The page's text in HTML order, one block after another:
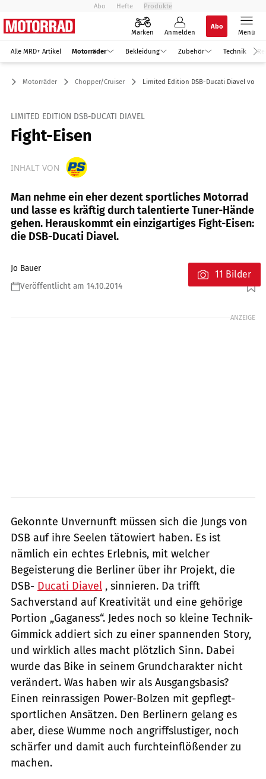
Abo Hefte Produkte
Marken Anmelden
Abo
Menü
Alle MRD+ Artikel Motorräder Bekleidung Zubehör Technik
Motorräder Chopper/Cruiser Limited Edition DSB-Ducati Diavel
LIMITED EDITION DSB-DUCATI DIAVEL
Fight-Eisen
INHALT VON
Man nehme ein eher dezent sportliches Motorrad
und lasse es kräftig durch talentierte Tuner-Hände
gehen. Herauskommt ein einzigartiges Fight-Eisen:
die DSB-Ducati Diavel.
Jo Bauer
Veröffentlicht am 14.10.2014
Foto: fact
11 Bilder
ANZEIGE
Gekonnte Unvernunft müssen sich die Jungs von
DSB auf ihre Seelen tätowiert haben. Es ist
nämlich ein echtes Erlebnis, mit welcher
Begeisterung die Berliner über ihr Projekt, die
DSB- Ducati Diavel , sinnieren. Da trifft
Sachverstand auf Kreativität und eine gehörige
Portion „Gaganess“. Jedes noch so kleine Technik-
Gimmick addiert sich zu einer spannenden Story,
und wirklich alles macht plötzlich Sinn. Dabei
wurde das Bike in seinem Grundcharakter nicht
verändert. Was haben wir als Ausgangsbasis?
Einen reinrassigen Power-Bolzen mit gepflegt-
sportlichen Ansätzen. Den Berlinern gelang es
aber, diese Wumme noch angriffslustiger, noch
schärfer und damit auch furchteinflößender zu
machen.